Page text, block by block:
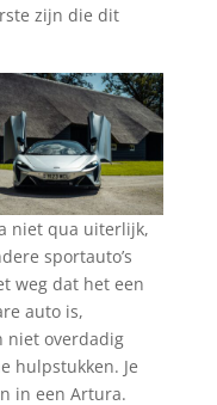
zijn die dit
niet qua uiterlijk,
sportauto’s
weg dat het een
auto is,
niet overdadig
hulpstukken. Je
in een Artura.